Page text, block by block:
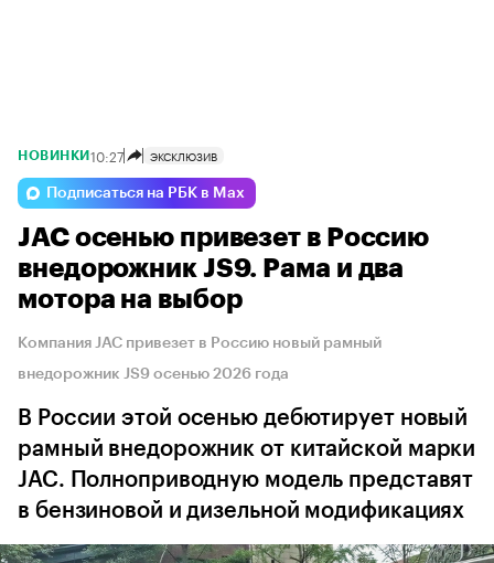
НОВИНКИ 10:27 ЭКСКЛЮЗИВ
Подписаться на РБК в Max
JAC осенью привезет в Россию
внедорожник JS9. Рама и два
мотора на выбор
Компания JAC привезет в Россию новый рамный
внедорожник JS9 осенью 2026 года
В России этой осенью дебютирует новый
рамный внедорожник от китайской марки
JAC. Полноприводную модель представят
в бензиновой и дизельной модификациях